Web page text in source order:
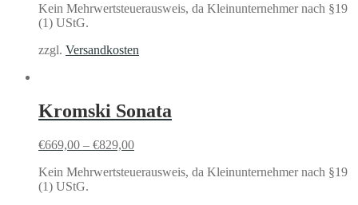
Kein Mehrwertsteuerausweis, da Kleinunternehmer nach §19
(1) UStG.
zzgl. Versandkosten
Kromski Sonata
€669,00 – €829,00
Kein Mehrwertsteuerausweis, da Kleinunternehmer nach §19
(1) UStG.